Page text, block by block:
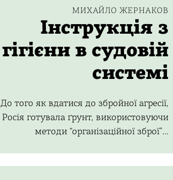
МИХАЙЛО ЖЕРНАКОВ
Інструкція з
гігієни в судовій
системі
До того як вдатися до збройної агресії,
Росія готувала ґрунт, використовуючи
методи “організаційної зброї”...